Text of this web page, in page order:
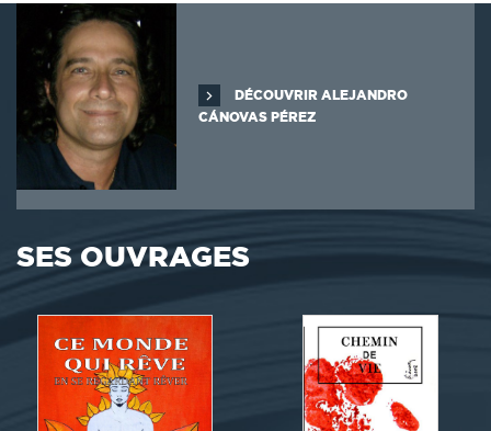
DÉCOUVRIR ALEJANDRO
CÁNOVAS PÉREZ
SES OUVRAGES